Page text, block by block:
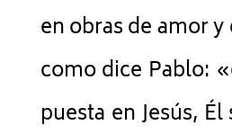
en obras de amor
como dice Pablo:
puesta en Jesús,